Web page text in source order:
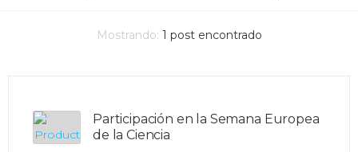
Mostrando: 1 post encontrado
Participación en la Semana Europea
de la Ciencia